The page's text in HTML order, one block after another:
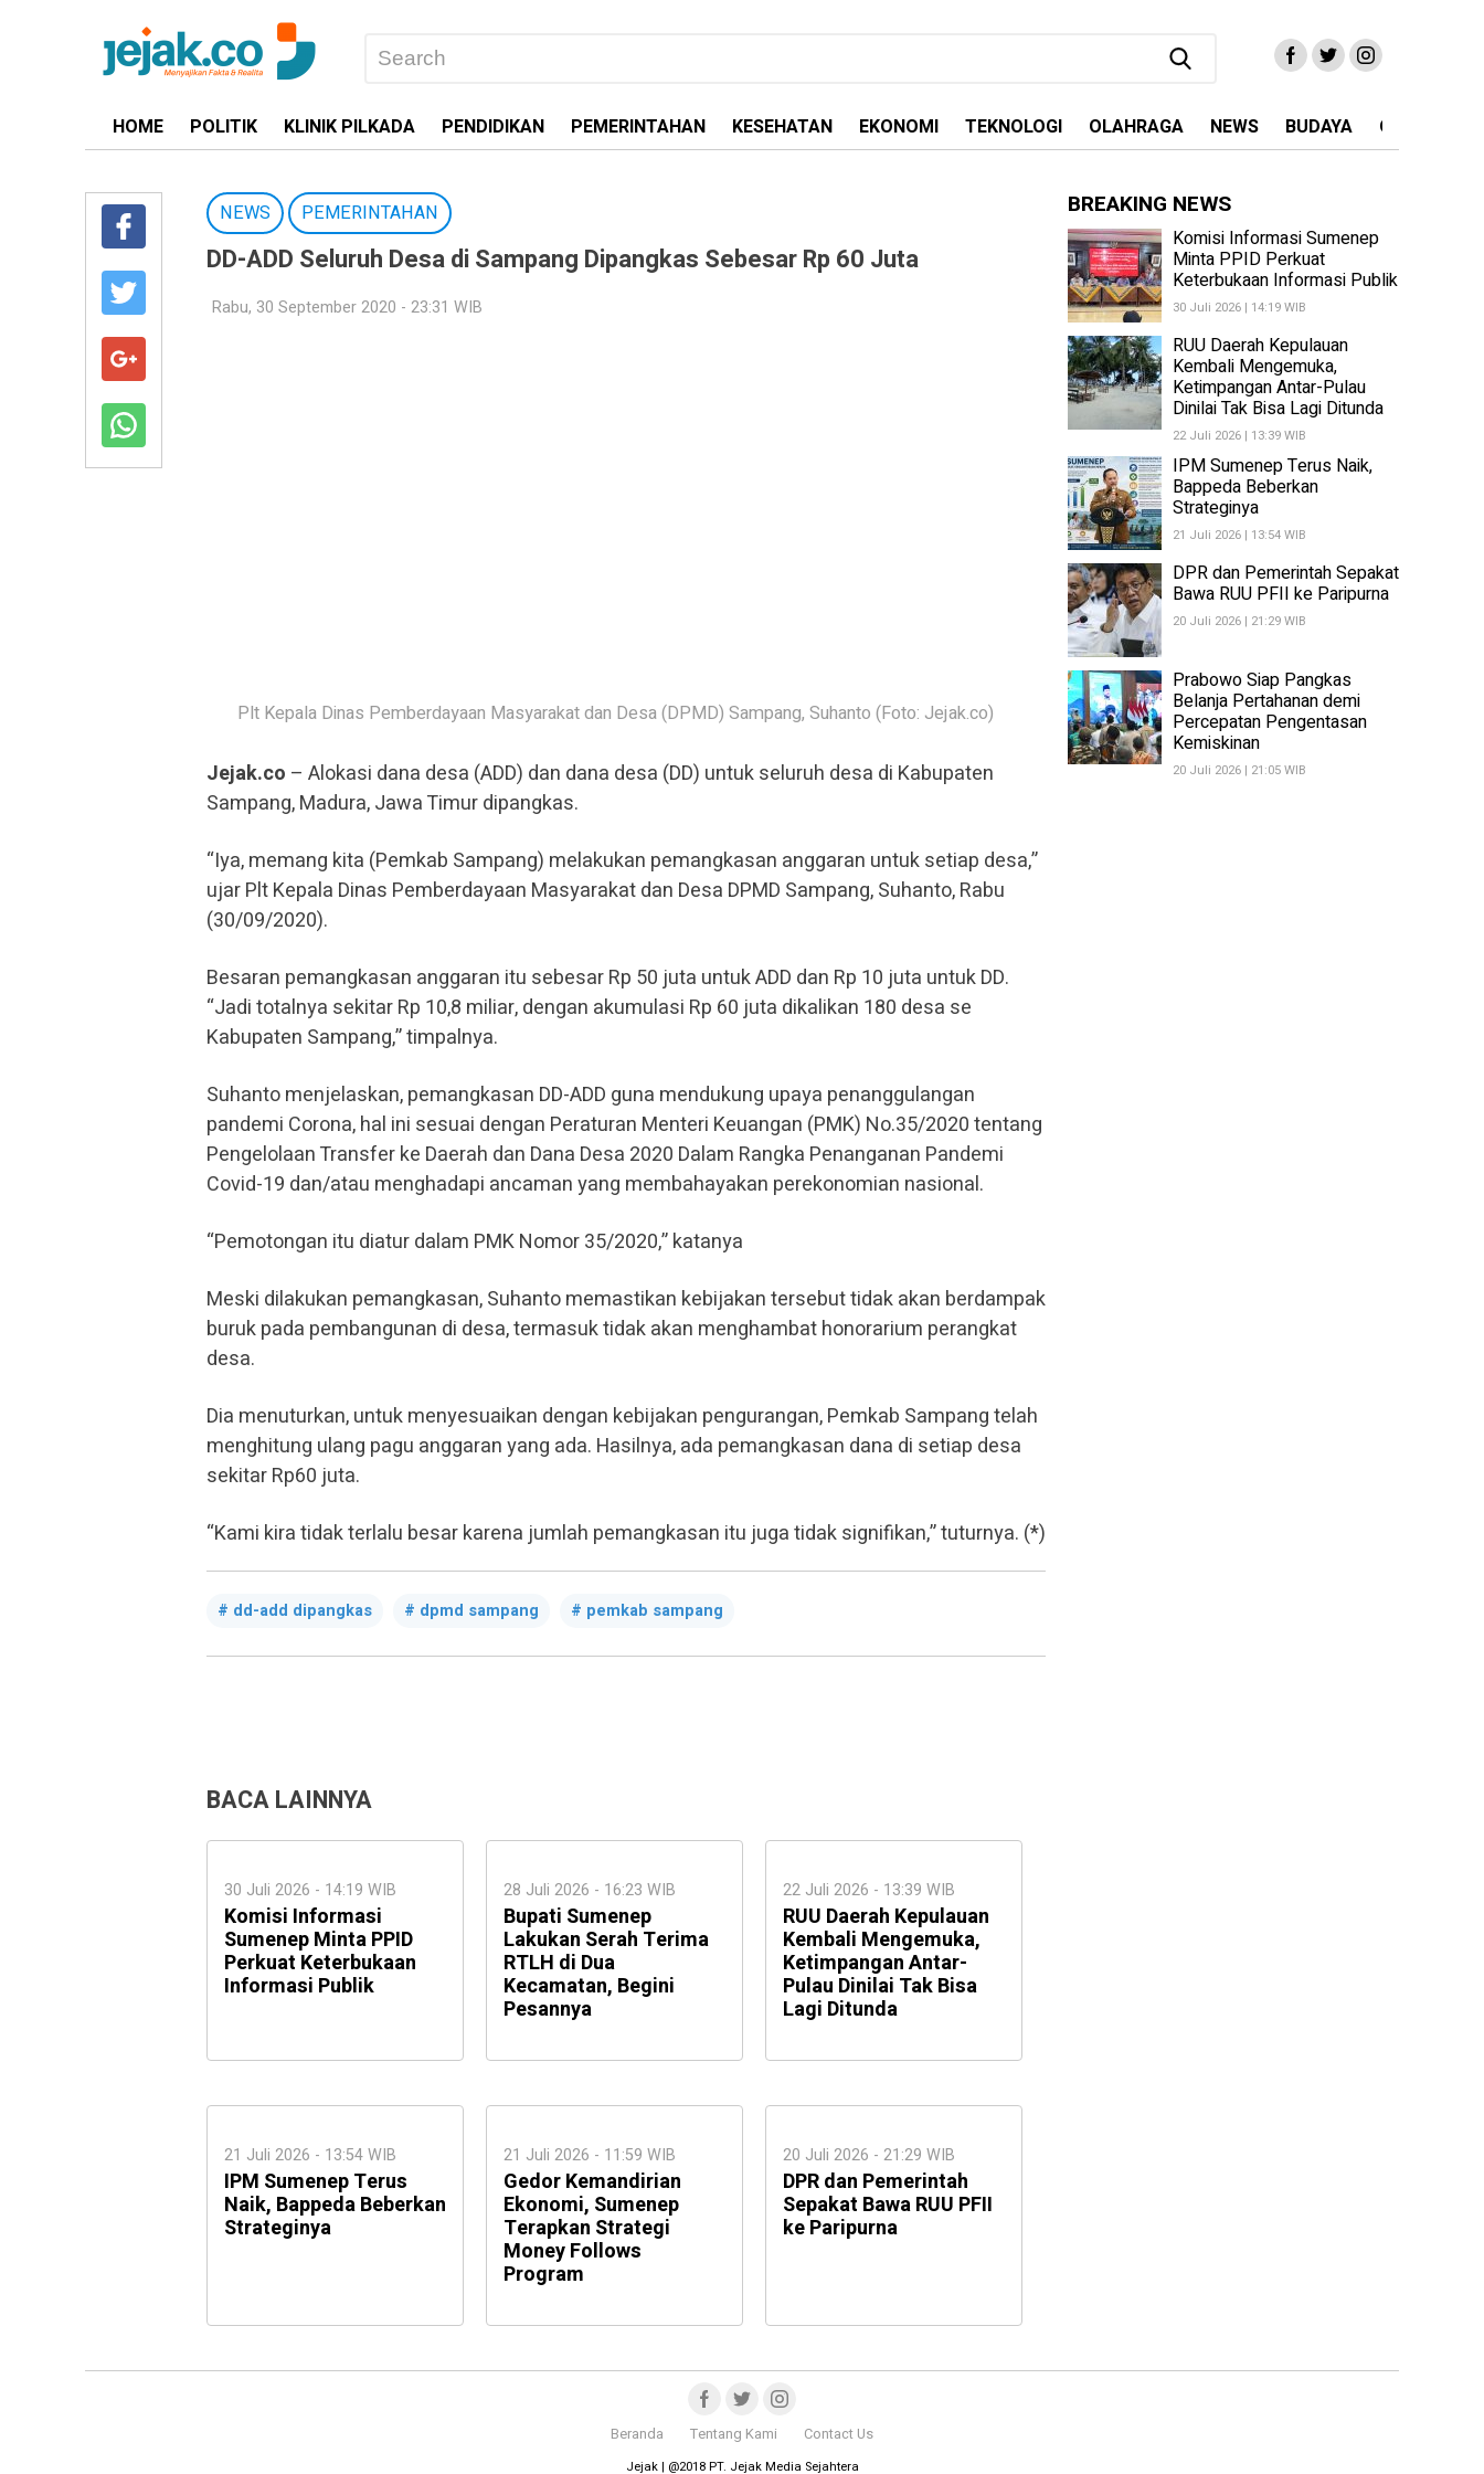
HOME POLITIK KLINIK PILKADA PENDIDIKAN PEMERINTAHAN KESEHATAN EKONOMI TEKNOLOGI OLAHRAGA NEWS BUDAYA OPINI
NEWS PEMERINTAHAN
DD-ADD Seluruh Desa di Sampang Dipangkas Sebesar Rp 60 Juta
Rabu, 30 September 2020 - 23:31 WIB
Plt Kepala Dinas Pemberdayaan Masyarakat dan Desa (DPMD) Sampang, Suhanto (Foto: Jejak.co)
Jejak.co – Alokasi dana desa (ADD) dan dana desa (DD) untuk seluruh desa di Kabupaten
Sampang, Madura, Jawa Timur dipangkas.
“Iya, memang kita (Pemkab Sampang) melakukan pemangkasan anggaran untuk setiap desa,”
ujar Plt Kepala Dinas Pemberdayaan Masyarakat dan Desa DPMD Sampang, Suhanto, Rabu
(30/09/2020).
Besaran pemangkasan anggaran itu sebesar Rp 50 juta untuk ADD dan Rp 10 juta untuk DD.
“Jadi totalnya sekitar Rp 10,8 miliar, dengan akumulasi Rp 60 juta dikalikan 180 desa se
Kabupaten Sampang,” timpalnya.
Suhanto menjelaskan, pemangkasan DD-ADD guna mendukung upaya penanggulangan
pandemi Corona, hal ini sesuai dengan Peraturan Menteri Keuangan (PMK) No.35/2020 tentang
Pengelolaan Transfer ke Daerah dan Dana Desa 2020 Dalam Rangka Penanganan Pandemi
Covid-19 dan/atau menghadapi ancaman yang membahayakan perekonomian nasional.
“Pemotongan itu diatur dalam PMK Nomor 35/2020,” katanya
Meski dilakukan pemangkasan, Suhanto memastikan kebijakan tersebut tidak akan berdampak
buruk pada pembangunan di desa, termasuk tidak akan menghambat honorarium perangkat
desa.
Dia menuturkan, untuk menyesuaikan dengan kebijakan pengurangan, Pemkab Sampang telah
menghitung ulang pagu anggaran yang ada. Hasilnya, ada pemangkasan dana di setiap desa
sekitar Rp60 juta.
“Kami kira tidak terlalu besar karena jumlah pemangkasan itu juga tidak signifikan,” tuturnya. (*)
dd-add dipangkas dpmd sampang pemkab sampang
BACA LAINNYA
30 Juli 2026 - 14:19 WIB
Komisi Informasi
Sumenep Minta PPID
Perkuat Keterbukaan
Informasi Publik
28 Juli 2026 - 16:23 WIB
Bupati Sumenep
Lakukan Serah Terima
RTLH di Dua
Kecamatan, Begini
Pesannya
22 Juli 2026 - 13:39 WIB
RUU Daerah Kepulauan
Kembali Mengemuka,
Ketimpangan Antar-
Pulau Dinilai Tak Bisa
Lagi Ditunda
21 Juli 2026 - 13:54 WIB
IPM Sumenep Terus
Naik, Bappeda Beberkan
Strateginya
21 Juli 2026 - 11:59 WIB
Gedor Kemandirian
Ekonomi, Sumenep
Terapkan Strategi
Money Follows
Program
20 Juli 2026 - 21:29 WIB
DPR dan Pemerintah
Sepakat Bawa RUU PFII
ke Paripurna
BREAKING NEWS
Komisi Informasi Sumenep
Minta PPID Perkuat
Keterbukaan Informasi Publik
30 Juli 2026 | 14:19 WIB
RUU Daerah Kepulauan
Kembali Mengemuka,
Ketimpangan Antar-Pulau
Dinilai Tak Bisa Lagi Ditunda
22 Juli 2026 | 13:39 WIB
IPM Sumenep Terus Naik,
Bappeda Beberkan
Strateginya
21 Juli 2026 | 13:54 WIB
DPR dan Pemerintah Sepakat
Bawa RUU PFII ke Paripurna
20 Juli 2026 | 21:29 WIB
Prabowo Siap Pangkas
Belanja Pertahanan demi
Percepatan Pengentasan
Kemiskinan
20 Juli 2026 | 21:05 WIB
Beranda Tentang Kami Contact Us
Jejak | @2018 PT. Jejak Media Sejahtera